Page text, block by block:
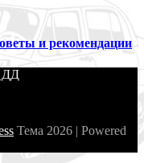
и рекомендации
ДД
Тема 2026 | Powered